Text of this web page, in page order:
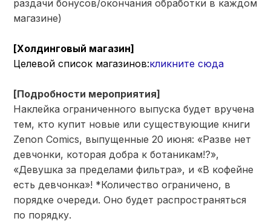
раздачи бонусов/окончания обработки в каждом
магазине)
[Холдинговый магазин]
Целевой список магазинов:кликните сюда
[Подробности мероприятия]
Наклейка ограниченного выпуска будет вручена
тем, кто купит новые или существующие книги
Zenon Comics, выпущенные 20 июня: «Разве нет
девчонки, которая добра к ботаникам!?»,
«Девушка за пределами фильтра», и «В кофейне
есть девчонка»! *Количество ограничено, в
порядке очереди. Оно будет распространяться
по порядку.